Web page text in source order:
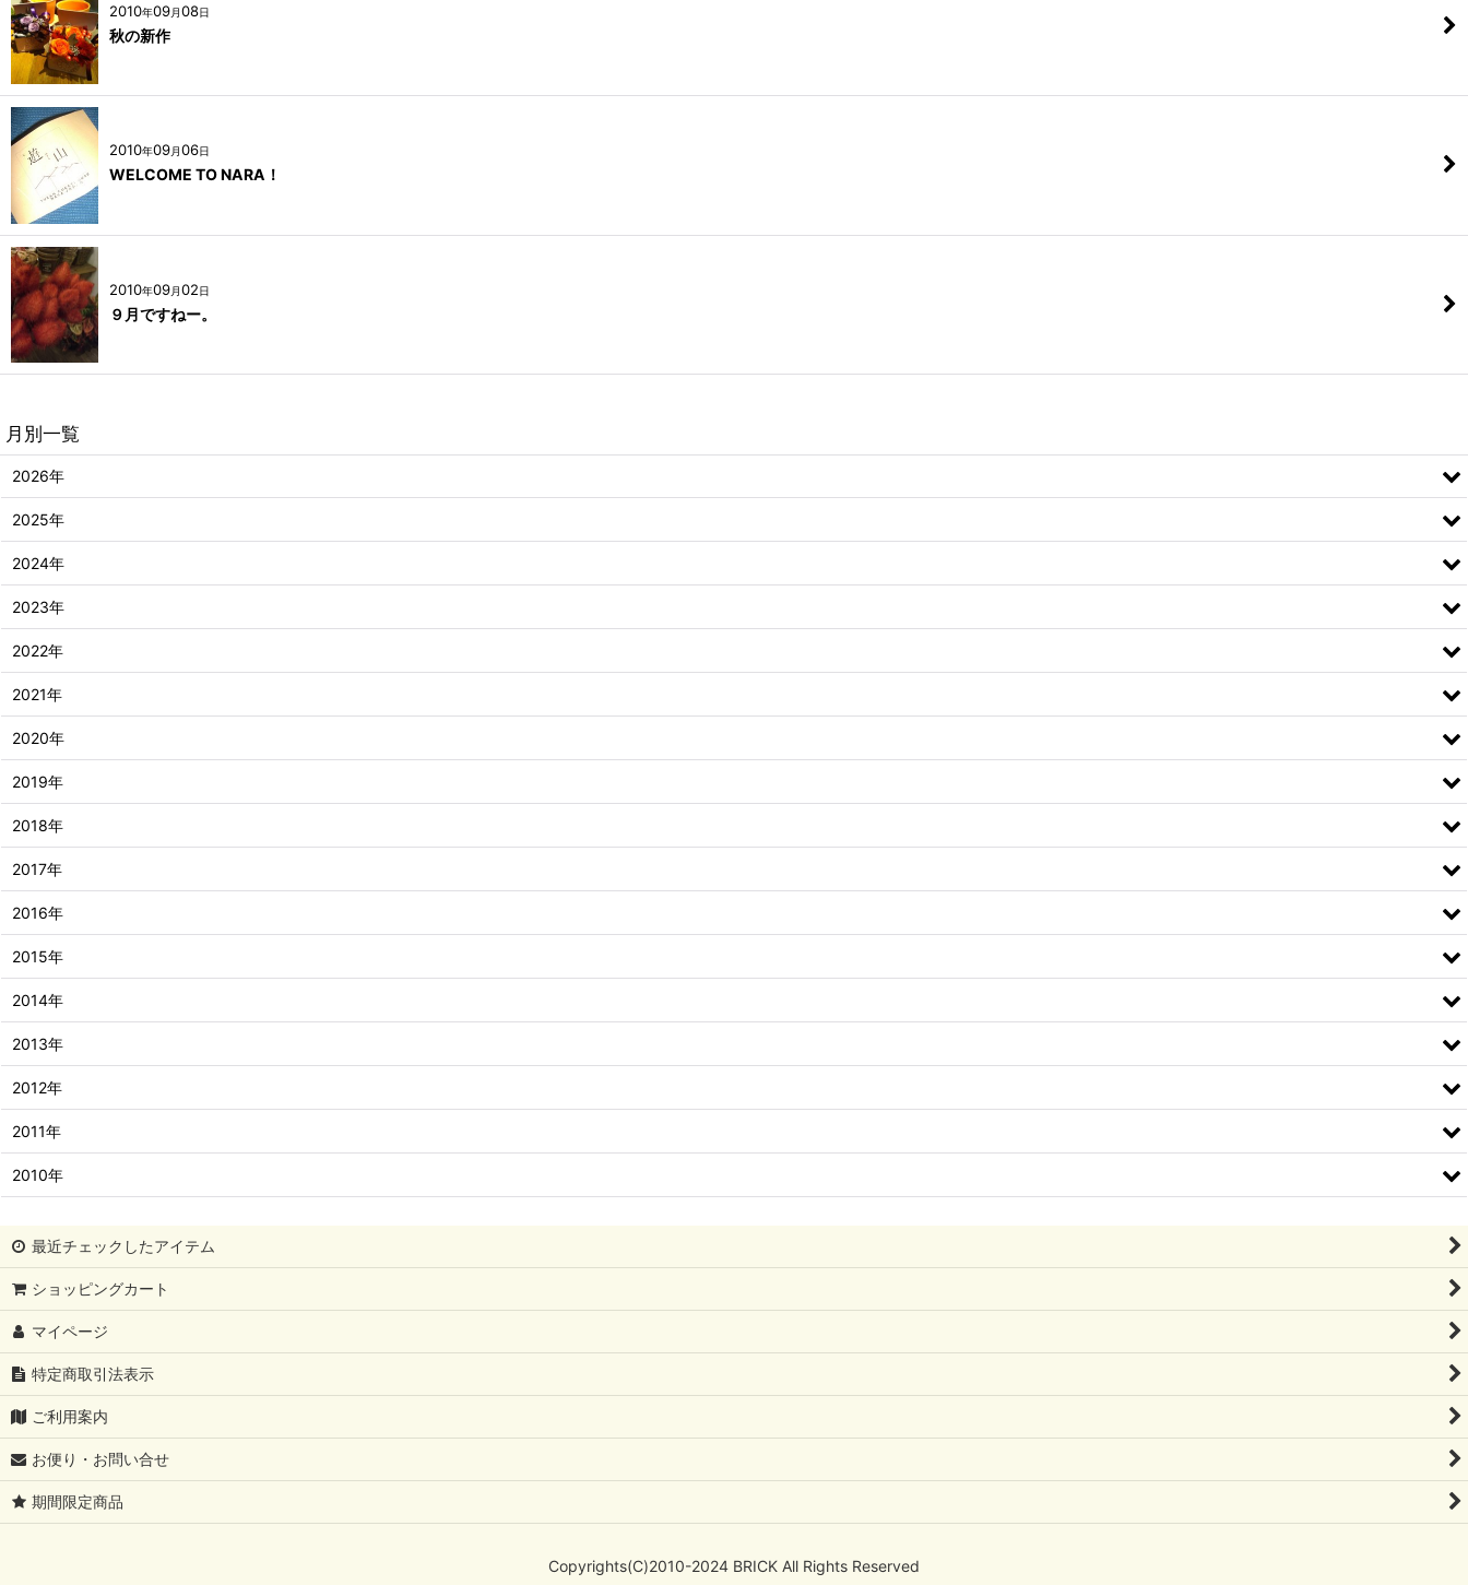
2010年09月08日
秋の新作
2010年09月06日
WELCOME TO NARA！
2010年09月02日
９月ですねー。
月別一覧
2026年
2025年
2024年
2023年
2022年
2021年
2020年
2019年
2018年
2017年
2016年
2015年
2014年
2013年
2012年
2011年
2010年
最近チェックしたアイテム
ショッピングカート
マイページ
特定商取引法表示
ご利用案内
お便り・お問い合せ
期間限定商品
Copyrights(C)2010-2024 BRICK All Rights Reserved